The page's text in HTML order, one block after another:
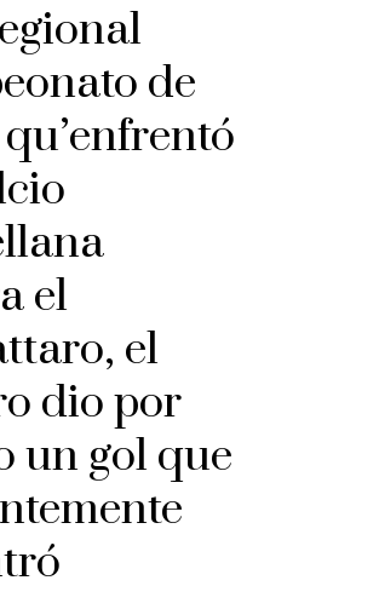
de
el
el
dio por
un gol que